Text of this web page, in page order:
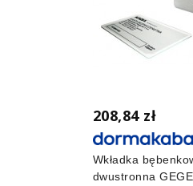
208,84 zł
Wkładka
dwustronna